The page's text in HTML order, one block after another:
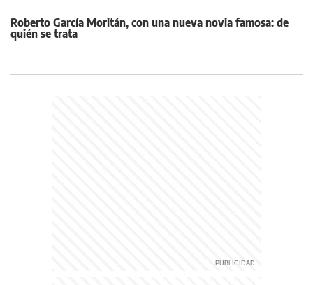
Roberto García Moritán, con una nueva novia famosa: de
quién se trata